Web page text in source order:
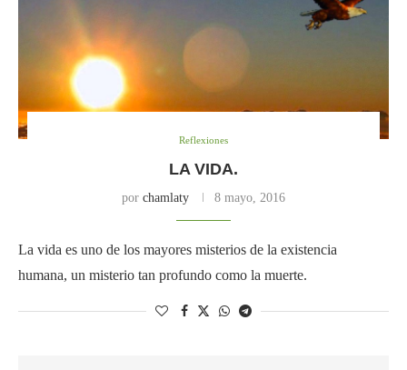
Reflexiones
LA VIDA.
por chamlaty 8 mayo, 2016
La vida es uno de los mayores misterios de la existencia
humana, un misterio tan profundo como la muerte.